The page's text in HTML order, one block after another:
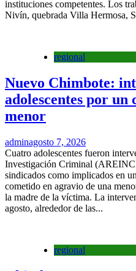
instituciones competentes. Los
Nivín, quebrada Villa Hermosa,
regional
Nuevo Chimbote:
adolescentes por un
menor
adminagosto 7, 2026
Cuatro adolescentes fueron
Investigación Criminal
sindicados como implicados en
cometido en agravio de una
la madre de la víctima. La
agosto, alrededor de las...
regional